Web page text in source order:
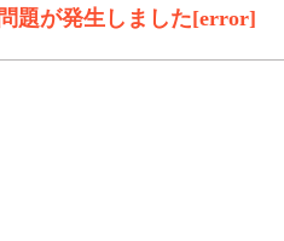
題が発生しました[error]